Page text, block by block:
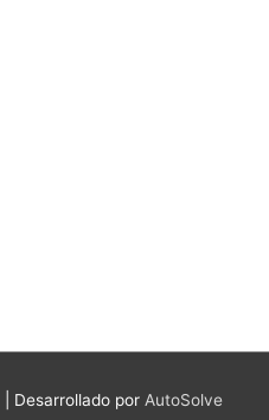
| Desarrollado por AutoSolve